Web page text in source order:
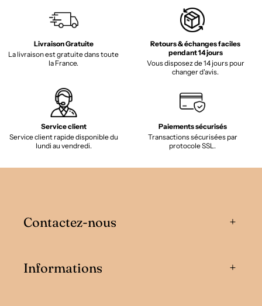
Livraison Gratuite
La livraison est gratuite dans toute
la France.
Retours & échanges faciles
pendant 14 jours
Vous disposez de 14 jours pour
changer d'avis.
Service client
Service client rapide disponible du
lundi au vendredi.
Paiements sécurisés
Transactions sécurisées par
protocole SSL.
Contactez-nous
Informations